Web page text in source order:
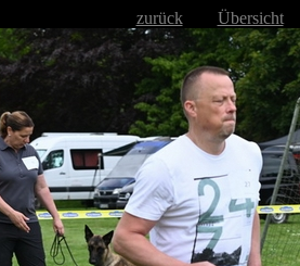
zurück Übersicht